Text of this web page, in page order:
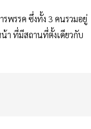
พรรค ซึ่งทั้ง 3 คนรวมอยู่
า ที่มีสถานที่ตั้งเดียวกับ